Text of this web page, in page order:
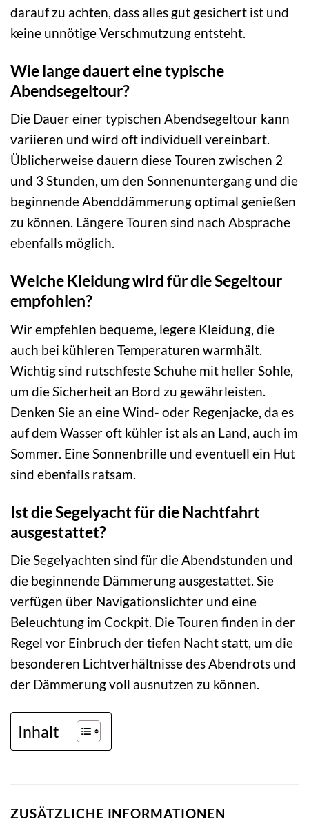
darauf zu achten, dass alles gut gesichert ist und
keine unnötige Verschmutzung entsteht.
Wie lange dauert eine typische
Abendsegeltour?
Die Dauer einer typischen Abendsegeltour kann
variieren und wird oft individuell vereinbart.
Üblicherweise dauern diese Touren zwischen 2
und 3 Stunden, um den Sonnenuntergang und die
beginnende Abenddämmerung optimal genießen
zu können. Längere Touren sind nach Absprache
ebenfalls möglich.
Welche Kleidung wird für die Segeltour
empfohlen?
Wir empfehlen bequeme, legere Kleidung, die
auch bei kühleren Temperaturen warmhält.
Wichtig sind rutschfeste Schuhe mit heller Sohle,
um die Sicherheit an Bord zu gewährleisten.
Denken Sie an eine Wind- oder Regenjacke, da es
auf dem Wasser oft kühler ist als an Land, auch im
Sommer. Eine Sonnenbrille und eventuell ein Hut
sind ebenfalls ratsam.
Ist die Segelyacht für die Nachtfahrt
ausgestattet?
Die Segelyachten sind für die Abendstunden und
die beginnende Dämmerung ausgestattet. Sie
verfügen über Navigationslichter und eine
Beleuchtung im Cockpit. Die Touren finden in der
Regel vor Einbruch der tiefen Nacht statt, um die
besonderen Lichtverhältnisse des Abendrots und
der Dämmerung voll ausnutzen zu können.
Inhalt
ZUSÄTZLICHE INFORMATIONEN